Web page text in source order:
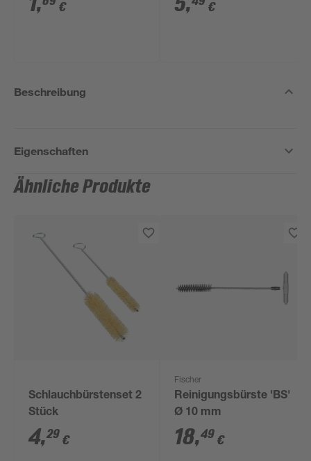
€ €
Beschreibung
Eigenschaften
Ähnliche Produkte
Schlauchbürstenset 2
Stück
4,29 €
Fischer
Reinigungsbürste 'BS'
Ø 10 mm
18,49 €